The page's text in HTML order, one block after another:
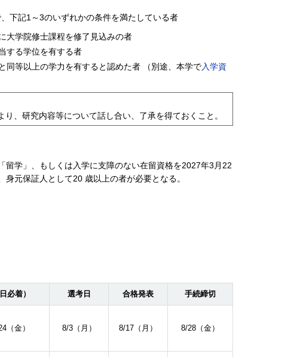
下記1～3のいずれかの条件を満たしている者
⼤学院修⼠課程を修了⾒込みの者
する学位を有する者
同等以上の学⼒を有すると認めた者 （別途、本学で入学資
、研究内容等について話し合い、了承を得ておくこと。
留学」、もしくは⼊学に⽀障のない在留資格を2027年3⽉22
元保証⼈として20 歳以上の者が必要となる。
必着） 選考日 合格発表 手続締切
（⾦） 8/3（月） 8/17（⽉） 8/28（⾦）